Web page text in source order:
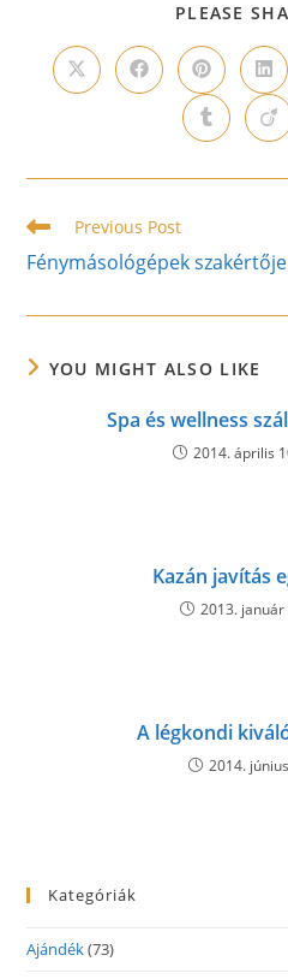
PLEASE
Opens
in
Opens
in
window
Opens
in
a
new
window
in
a
Opens
in
new
in
Read
more
articles
Previous Post
Fénymásológépek
YOU MIGHT ALSO LIKE
Spa és wellness
2014. április
Kazán javítás
2013. január
A légkondi
2014.
Kategóriák
Ajándék(73)